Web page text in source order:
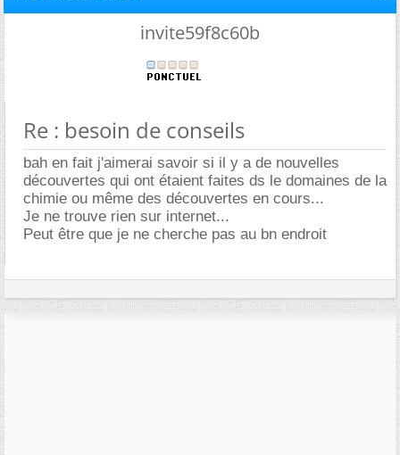
invite59f8c60b
Re : besoin de conseils
bah en fait j'aimerai savoir si il y a de nouvelles
découvertes qui ont étaient faites ds le domaines de la
chimie ou même des découvertes en cours...
Je ne trouve rien sur internet...
Peut être que je ne cherche pas au bn endroit